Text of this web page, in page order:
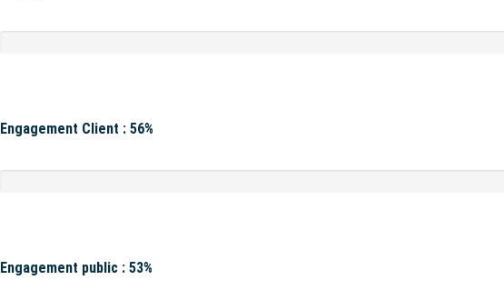
Engagement Client : 56%
Engagement public : 53%